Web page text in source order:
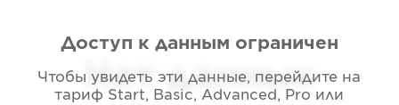
Нет данных
Доступ к данным ограничен
Чтобы увидеть эти данные, перейдите на
тариф Start, Basic, Advanced, Pro или